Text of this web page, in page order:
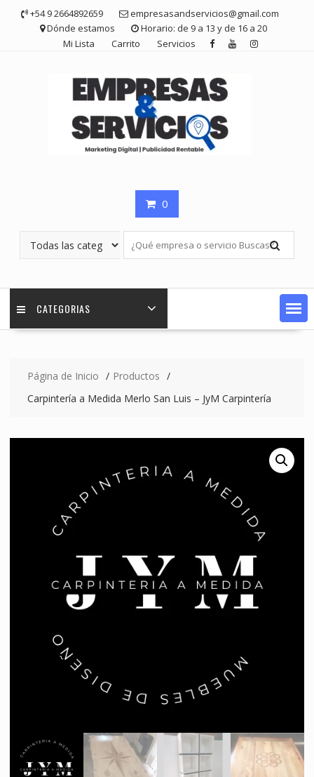
contenido
+54 9 2664892659
empresasandservicios@gmail.com
Dónde estamos
Horario: de 9 a 13 y de 16 a 20
Mi Lista
Carrito Servicios
0
CATEGORIAS
Página de Inicio
Productos
Carpintería a Medida Merlo San Luis – JyM Carpintería